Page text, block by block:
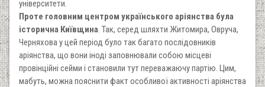
університети.
Проте головним центром українського аріянства була
історична Київщина. Так, серед шляхти Житомира, Овруча,
Черняхова у цей період було так багато послідовників
аріянства, що вони іноді заповнювали собою місцеві
провінційні сейми і становили тут переважаючу партію. Цим,
мабуть, можна пояснити факт особливої активності аріянства